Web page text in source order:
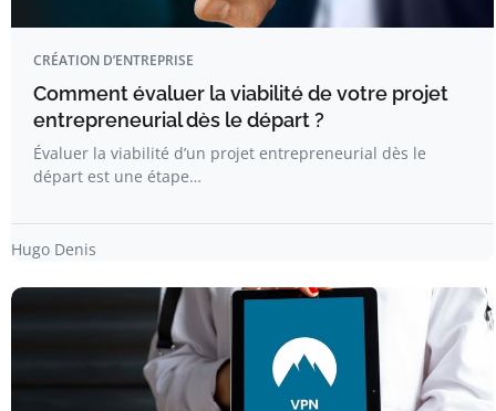
CRÉATION D’ENTREPRISE
Comment évaluer la viabilité de votre projet
entrepreneurial dès le départ ?
Évaluer la viabilité d’un projet entrepreneurial dès le
départ est une étape…
Hugo Denis